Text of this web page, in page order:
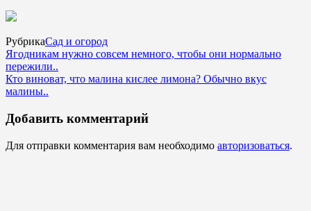
РубрикаСад и огород
Ягодникам нужно совсем немного, чтобы они нормально
пережили..
Кто виноват, что малина кислее лимона? Обычно вкус
малины..
Добавить комментарий
Для отправки комментария вам необходимо авторизоваться.